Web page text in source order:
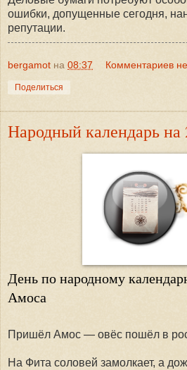
ошибки, допущенные сегодня,
репутации.
bergamot на 08:37 Комментариев
Поделиться
Народный календарь
День по народному
Амоса
Пришёл Амос — овёс пошёл в
На Фита соловей замолкает, а